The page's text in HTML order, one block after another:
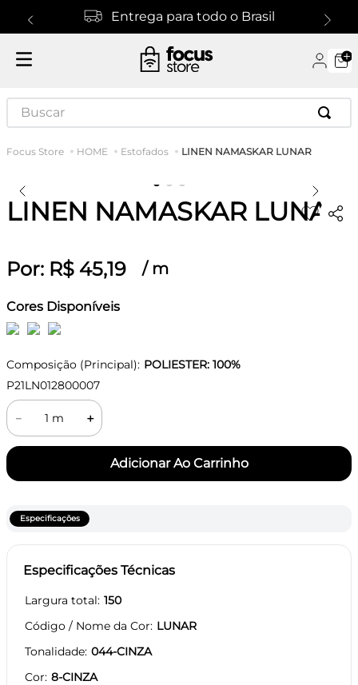
Entrega para todo o Brasil
Buscar
HOME Estofados LINEN NAMASKAR LUNAR
LINEN NAMASKAR LUNAR
Por: R$ 45,19 / m
Cores Disponíveis
Composição (Principal): POLIESTER: 100%
P21LN012800007
＋
－
Especificações
Especificações Técnicas
Largura total 150
Código / Nome da Cor LUNAR
Tonalidade 044-CINZA
Cor 8-CINZA